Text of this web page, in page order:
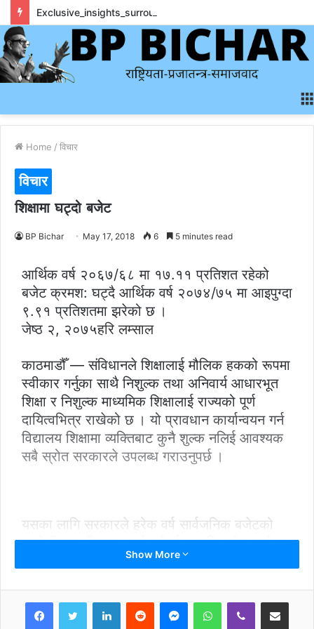
Home / विचार
विचार
शिक्षामा घट्दो बजेट
BP Bichar May 17, 2018 6 5 minutes read
आर्थिक वर्ष २०६७/६८ मा १७.११ प्रतिशत रहेको
बजेट क्रमश: घट्दै आर्थिक वर्ष २०७४/७५ मा आइपुग्दा
९.९१ प्रतिशतमा झरेको छ ।
जेष्ठ २, २०७५हरि लम्साल
काठमाडौँ — संविधानले शिक्षालाई मौलिक हकको रूपमा
स्वीकार गर्नुका साथै निशुल्क तथा अनिवार्य आधारभूत
शिक्षा र निशुल्क माध्यमिक शिक्षालाई राज्यको पूर्ण
दायित्वभित्र राखेको छ । यो प्रावधान कार्यान्वयन गर्न
विद्यालय शिक्षामा व्यक्तिबाट कुनै शुल्क नलिई आवश्यक
सबै स्रोत सरकारले उपलब्ध गराउनुपर्छ ।
यसका लागि सरकारले हरेक वर्ष सार्वजनिक बजेटको
‘ठूलो हिस्सा’ शिक्षामा खर्च गर्नुपर्छ । कति बजेट खर्च
गरेमा त्यसलाई ‘ठूलो हिस्सा’ मान्ने भन्नेमा विभिन्न मत
गार्हस्थ उत्पादनको ४–६ प्रतिशत वा सार्वजनिक
Show More
LinkedInReddit MessengerWhatsAppViber Share via Email